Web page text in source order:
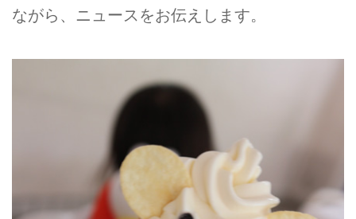
ながら、ニュースをお伝えします。